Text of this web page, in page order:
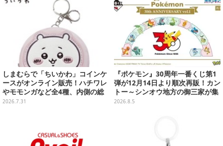
しまむらで「ちいかわ」コインケ
ースがオンライン販売！ハチワレ
やモモンガなど全4種、内側の総
柄デザインも注目
2026.7.31
『ポケモン』30周年一番くじ第1
弾が12月14日より順次再販！カン
トー～シンオウ地方の御三家が集
まった時計、ぬいぐるみなど記念
2026.8.5